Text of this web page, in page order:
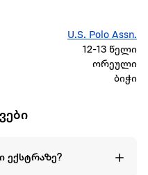
და ლიცენზირებული
აქვს გამძლე
ფონზე
არ ზიანდება.
პოლიესთერი
U.S. Polo Assn.
12-13 წელი
ორეული
ბიჭი
ექსტრაზე?